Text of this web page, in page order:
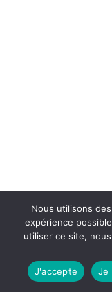
Nous utilisons
expérience
utiliser ce site,
J'accepte
Je